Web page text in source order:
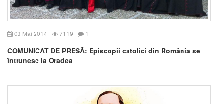
03 Mai 2014 7119 1
COMUNICAT DE PRESĂ: Episcopii catolici din România se
întrunesc la Oradea